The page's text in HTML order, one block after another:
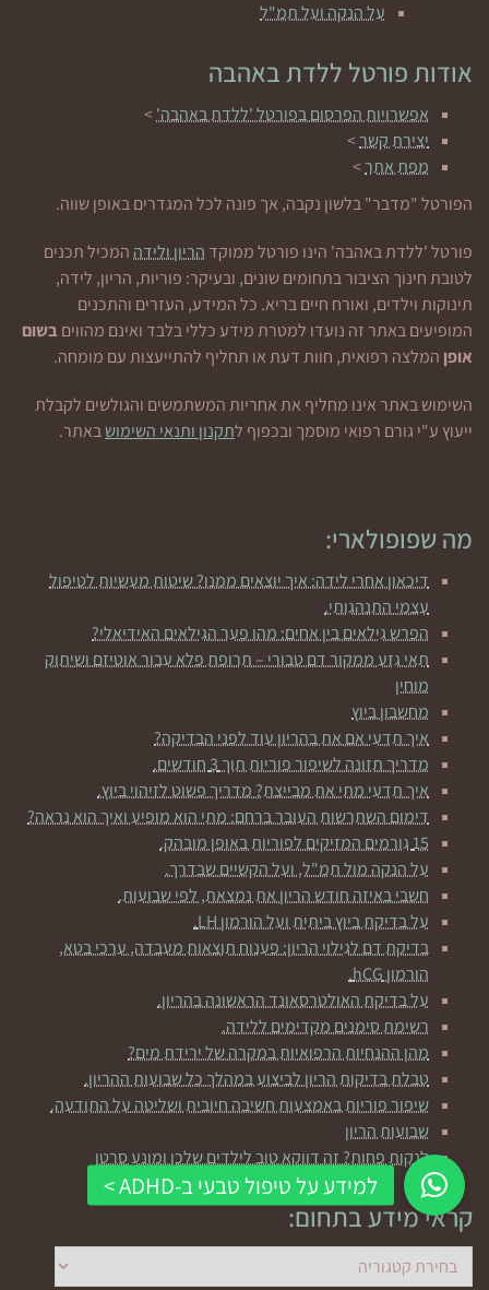
על הנקה ועל תמ"ל
אודות פורטל ללדת באהבה
אפשרויות הפרסום בפורטל 'ללדת באהבה'>
יצירת קשר>
מפת אתר>
הפורטל "מדבר" בלשון נקבה, אך פונה לכל המגדרים באופן שווה.
פורטל 'ללדת באהבה' הינו פורטל ממוקד הריון ולידההמכיל תכנים
לטובת חינוך הציבור בתחומים שונים, ובעיקר: פוריות, הריון, לידה,
תינוקות וילדים, ואורח חיים בריא. כל המידע, העזרים והתכנים
המופיעים באתר זה נועדו למטרת מידע כללי בלבד ואינם מהוויםבשום
אופן המלצה רפואית, חוות דעת או תחליף להתייעצות עם מומחה.
השימוש באתר אינו מחליף את אחריות המשתמשים והגולשים לקבלת
ייעוץ ע"י גורם רפואי מוסמך ובכפוף לתקנון ותנאי השימושבאתר.
מה שפופולארי:
דיכאון אחרי לידה: איך יוצאים ממנו? שיטות מעשיות לטיפול
עצמי התנהגותי.
הפרש גילאים בין אחים: מהו פער הגילאים האידיאלי?
תאי גזע ממקור דם טבורי – תרופת פלא עבור אוטיזם ושיתוק
מוחין
מחשבון ביוץ
איך תדעי אם את בהריון עוד לפני הבדיקה?
מדריך תזונה לשיפור פוריות תוך 3 חודשים.
איך תדעי מתי את מבייצת? מדריך פשוט לזיהוי ביוץ.
דימום השתרשות העובר ברחם: מתי הוא מופיע ואיך הוא נראה?
15 גורמים המזיקים לפוריות באופן מובהק.
על הנקה מול תמ"ל, ועל הקשיים שבדרך.
חשבי באיזה חודש הריון את נמצאת, לפי שבועות.
על בדיקת ביוץ ביתית ועל הורמון LH.
בדיקת דם לגילוי הריון: פענוח תוצאות מעבדה, ערכי בטא,
הורמון hCG.
על בדיקת האולטרסאונד הראשונה בהריון.
רשימת סימנים מקדימים ללידה.
מהן ההנחיות הרפואיות במקרה של ירידת מים?
טבלת בדיקות הריון לביצוע במהלך כל שבועות ההריון.
שיפור פוריות באמצעות חשיבה חיובית ושליטה על התודעה.
שבועות הריון
לנקות פחות? זה דווקא טוב לילדים שלכן ומונע סרטן
קראי מידע בתחום:
קראי
מידע